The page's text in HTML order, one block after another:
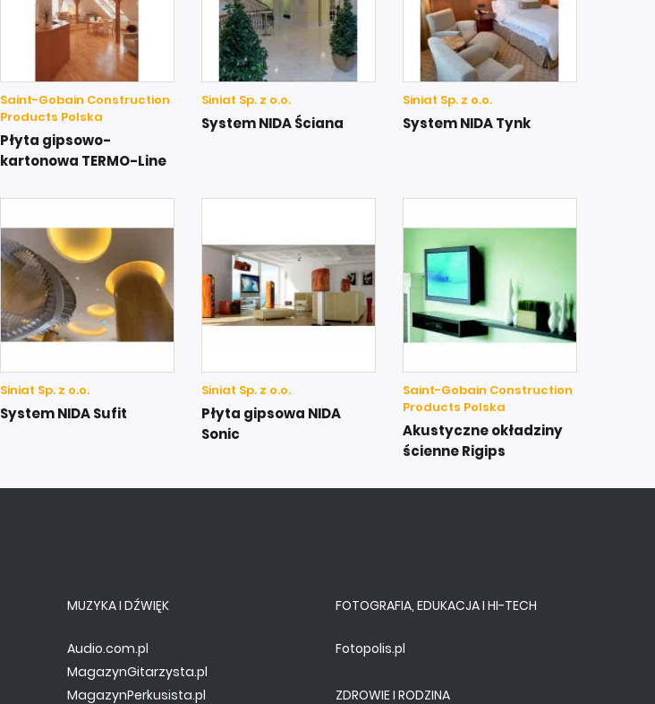
Saint-Gobain Construction
Products Polska
Płyta gipsowo-
kartonowa TERMO-Line
Siniat Sp. z o.o.
System NIDA Ściana
Siniat Sp. z o.o.
System NIDA Tynk
Siniat Sp. z o.o.
System NIDA Sufit
Siniat Sp. z o.o.
Płyta gipsowa NIDA
Sonic
Saint-Gobain Construction
Products Polska
Akustyczne okładziny
ścienne Rigips
MUZYKA I DŹWIĘK
Audio.com.pl
MagazynGitarzysta.pl
MagazynPerkusista.pl
FOTOGRAFIA, EDUKACJA I HI-TECH
Fotopolis.pl
ZDROWIE I RODZINA